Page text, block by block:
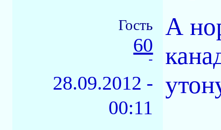
Гость
60
-
28.09.2012 -
00:11
А